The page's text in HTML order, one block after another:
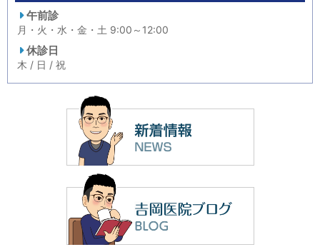
午前診
月・火・水・金・土 9:00～12:00
休診日
木 / 日 / 祝